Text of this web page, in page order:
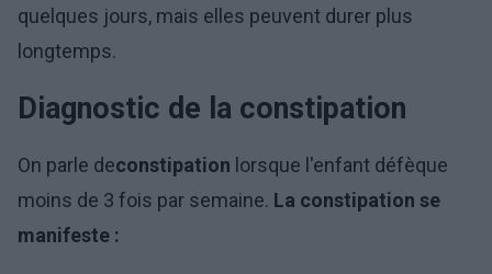
quelques jours, mais elles peuvent durer plus
longtemps.
Diagnostic de la constipation
On parle deconstipation lorsque l'enfant défèque
moins de 3 fois par semaine. La constipation se
manifeste :